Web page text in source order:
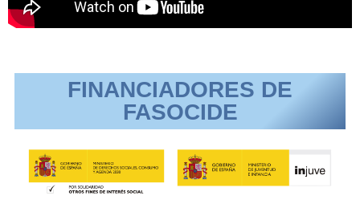
FINANCIADORES DE
FASOCIDE